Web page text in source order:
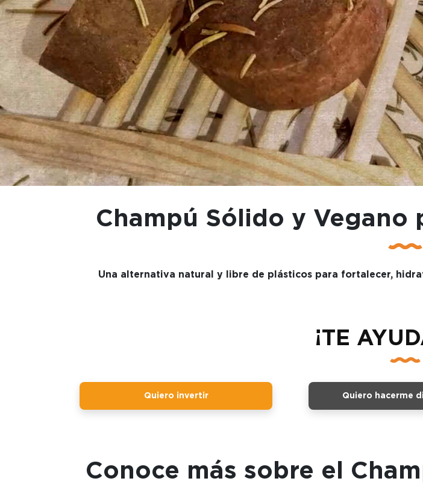
Champú Sólido y Vegano
Una alternativa natural y libre de plásticos para fortalecer,
¡TE
Quiero invertir Quiero hacerme
Conoce más sobre el